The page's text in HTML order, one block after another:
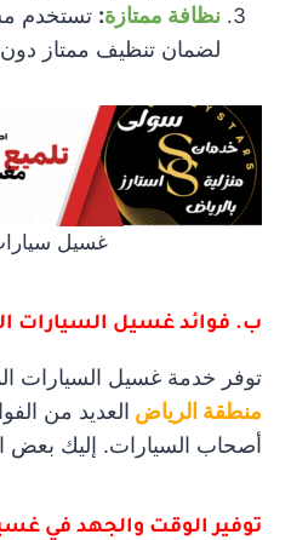
نظافة ممتازة: تستخدم
لضمان تنظيف ممتاز
غسيل
ب. فوائد غسيل السيارات
توفر خدمة غسيل السيارات
منطقة الرياض العديد من
أصحاب السيارات. إليك بعض
توفير الوقت والجهد في